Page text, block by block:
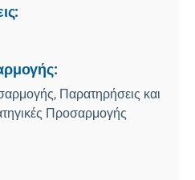
Παρατηρήσεις και
Προσαρμογής